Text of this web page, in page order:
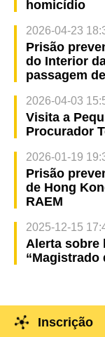
homicídio
2026-04-23
Prisão
do Interior
passagem
2026-04-03
Visita a
Procurador
2026-01-19
Prisão
de Hong
RAEM
2025-12-15
Alerta sobre
“Magistrado
Inscrição